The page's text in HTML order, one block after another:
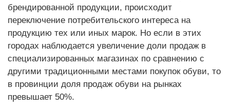
брендированной продукции, происходит
переключение потребительского интереса на
продукцию тех или иных марок. Но если в этих
городах наблюдается увеличение доли продаж в
специализированных магазинах по сравнению с
другими традиционными местами покупок обуви, то
в провинции доля продаж обуви на рынках
превышает 50%.